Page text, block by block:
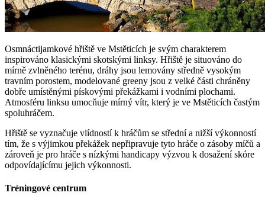
Osmnáctijamkové hřiště ve Mstěticích je svým charakterem
inspirováno klasickými skotskými linksy. Hřiště je situováno do
mírně zvlněného terénu, dráhy jsou lemovány středně vysokým
travním porostem, modelované greeny jsou z velké části chráněny
dobře umístěnými pískovými překážkami i vodními plochami.
Atmosféru linksu umocňuje mírný vítr, který je ve Mstěticích častým
spoluhráčem.
Hřiště se vyznačuje vlídností k hráčům se střední a nižší výkonností
tím, že s výjimkou překážek nepřipravuje tyto hráče o zásoby míčů a
zároveň je pro hráče s nízkými handicapy výzvou k dosažení skóre
odpovídajícímu jejich výkonnosti.
Tréningové centrum